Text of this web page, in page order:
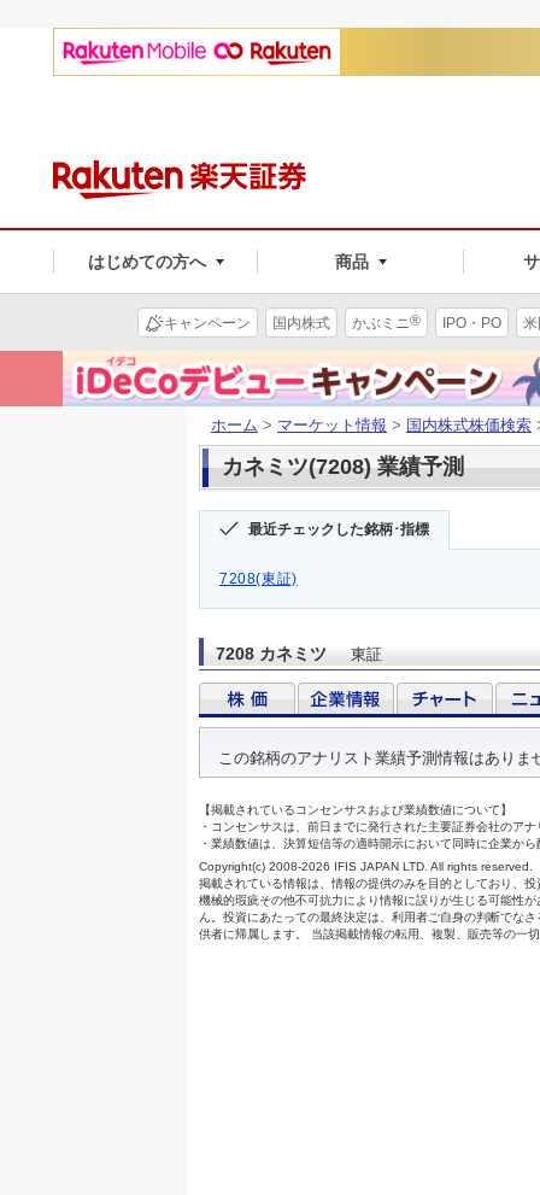
はじめての方へ 商品
キャンペーン 国内株式 かぶミニ® IPO・PO
ホーム > マーケット情報 > 国内株式株価検索
カネミツ(7208) 業績予測
最近チェックした銘柄･指標
7208(東証)
7208 カネミツ 東証